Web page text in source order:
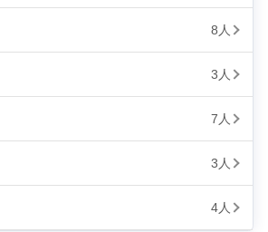
8人
3人
7人
3人
4人